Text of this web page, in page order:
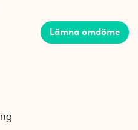
till medelstora krabbor,
bra grepp även om du har
Kloknäckaren har även en
praktiskt lås så att du kan
Lämna omdöme